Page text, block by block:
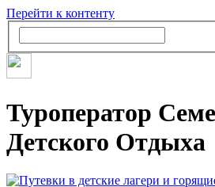
Перейти к контенту
Туроператор
Детского Отдыха